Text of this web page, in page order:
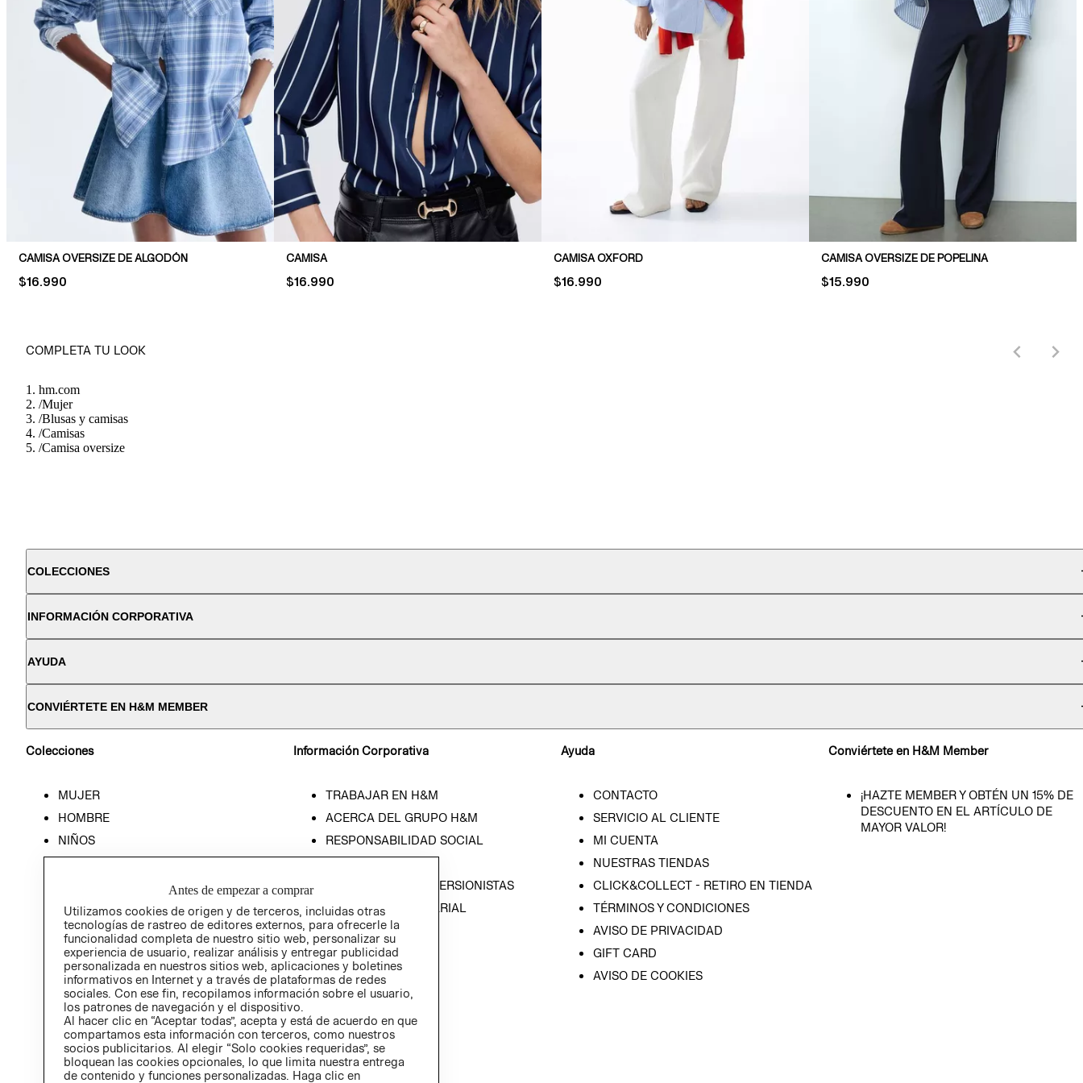
CAMISA OVERSIZE DE ALGODÓN
PRICE:
$16.990
CAMISA
PRICE:
$16.990
CAMISA OXFORD
PRICE:
$16.990
CAMISA OVERSIZE DE POPELINA
PRICE:
$15.990
COMPLETA TU LOOK
hm.com
/Mujer
/Blusas y camisas
/Camisas
/Camisa oversize
COLECCIONES
INFORMACIÓN CORPORATIVA
AYUDA
CONVIÉRTETE EN H&M MEMBER
Colecciones
MUJER
HOMBRE
NIÑOS
Información Corporativa
TRABAJAR EN H&M
ACERCA DEL GRUPO H&M
RESPONSABILIDAD SOCIAL
RELACIÓN CON INVERSIONISTAS
POLÍTICA EMPRESARIAL
Ayuda
CONTACTO
SERVICIO AL CLIENTE
MI CUENTA
NUESTRAS TIENDAS
CLICK&COLLECT - RETIRO EN TIENDA
TÉRMINOS Y CONDICIONES
AVISO DE PRIVACIDAD
GIFT CARD
AVISO DE COOKIES
Conviértete en H&M Member
¡HAZTE MEMBER Y OBTÉN UN 15% DE
DESCUENTO EN EL ARTÍCULO DE
MAYOR VALOR!
Antes de empezar a comprar
Utilizamos cookies de origen y de terceros, incluidas otras
tecnologías de rastreo de editores externos, para ofrecerle la
funcionalidad completa de nuestro sitio web, personalizar su
experiencia de usuario, realizar análisis y entregar publicidad
personalizada en nuestros sitios web, aplicaciones y boletines
informativos en Internet y a través de plataformas de redes
sociales. Con ese fin, recopilamos información sobre el usuario,
los patrones de navegación y el dispositivo.
Al hacer clic en “Aceptar todas”, acepta y está de acuerdo en que
compartamos esta información con terceros, como nuestros
socios publicitarios. Al elegir “Solo cookies requeridas”, se
bloquean las cookies opcionales, lo que limita nuestra entrega
de contenido y funciones personalizadas. Haga clic en